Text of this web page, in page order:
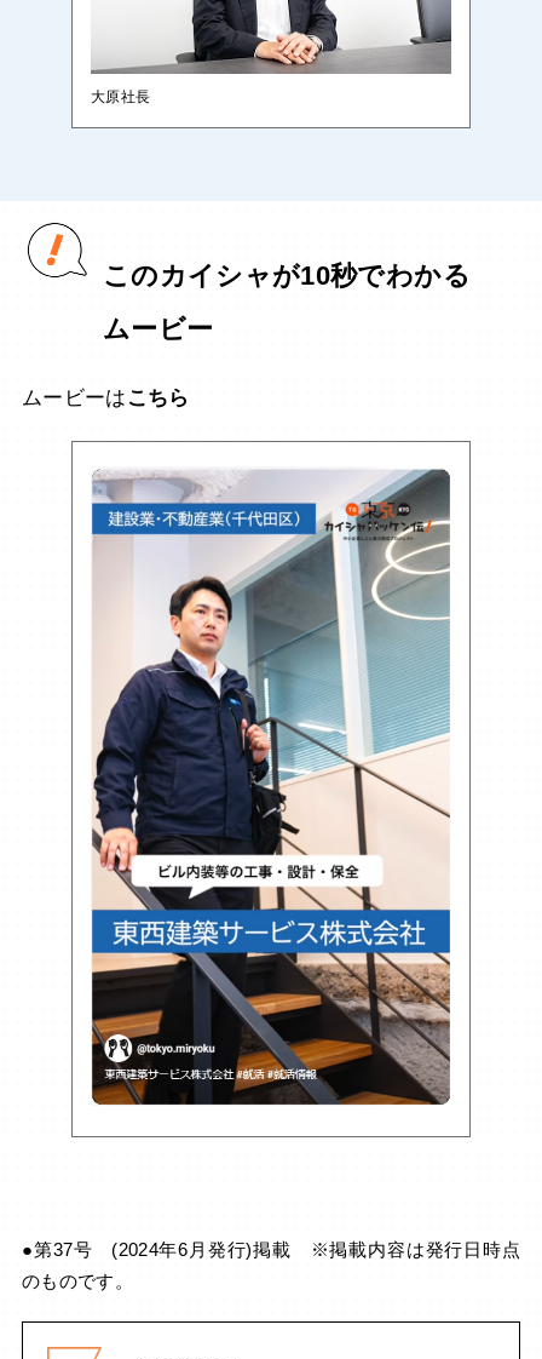
大原社長
このカイシャが10秒でわかる
ムービー
ムービーは こちら
●第37号 (2024年6月発行)掲載 ※掲載内容は発行日時点
のものです。